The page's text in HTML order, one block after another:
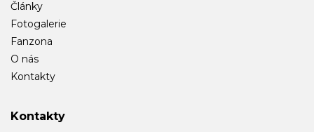
Články
Fotogalerie
Fanzona
O nás
Kontakty
Kontakty